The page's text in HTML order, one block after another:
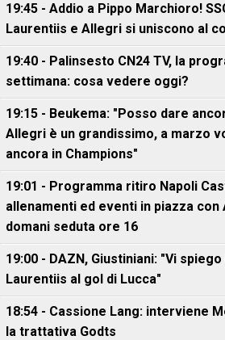
19:45 - Addio a Pippo Marchioro!
Laurentiis e Allegri si uniscono al
19:40 - Palinsesto CN24 TV, la
settimana: cosa vedere oggi?
19:15 - Beukema: "Posso dare
Allegri è un grandissimo, a marzo
ancora in Champions"
19:01 - Programma ritiro Napoli
allenamenti ed eventi in piazza
domani seduta ore 16
19:00 - DAZN, Giustiniani: "Vi
Laurentiis al gol di Lucca"
18:54 - Cassione Lang: interviene
la trattativa Godts